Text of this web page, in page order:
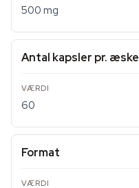
500 mg
Antal kapsler pr. æske
60
Format